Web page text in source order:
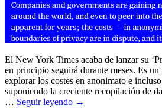
El New York Times acaba de lanzar su
en principio seguirá durante meses. Es
explorar los costes en anonimato e
suponiendo la creciente recopilación de
… Seguir leyendo →